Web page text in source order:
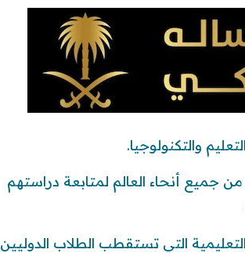
والتكنولوجيا.
أنحاء العالم لمتابعة دراستهم
التي تستقطب الطلاب الدوليين